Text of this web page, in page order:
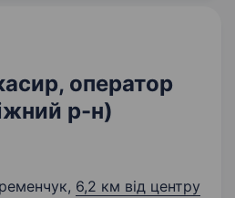
оператор
р-н)
6,2 км від центру